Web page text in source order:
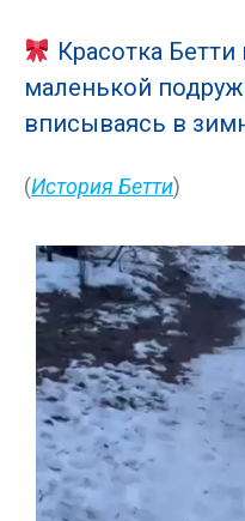
Красотка
маленькой
вписываясь в
(История Бетти)